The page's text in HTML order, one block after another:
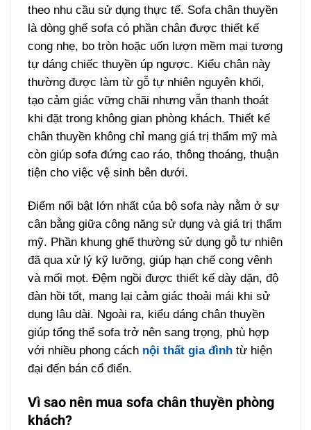
theo nhu cầu sử dụng thực tế. Sofa chân thuyền
là dòng ghế sofa có phần chân được thiết kế
cong nhẹ, bo tròn hoặc uốn lượn mềm mại tương
tự dáng chiếc thuyền úp ngược. Kiểu chân này
thường được làm từ gỗ tự nhiên nguyên khối,
tạo cảm giác vững chãi nhưng vẫn thanh thoát
khi đặt trong không gian phòng khách. Thiết kế
chân thuyền không chỉ mang giá trị thẩm mỹ mà
còn giúp sofa đứng cao ráo, thông thoáng, thuận
tiện cho việc vệ sinh bên dưới.
Điểm nổi bật lớn nhất của bộ sofa này nằm ở sự
cân bằng giữa công năng sử dụng và giá trị thẩm
mỹ. Phần khung ghế thường sử dụng gỗ tự nhiên
đã qua xử lý kỹ lưỡng, giúp hạn chế cong vênh
và mối mọt. Đệm ngồi được thiết kế dày dặn, độ
đàn hồi tốt, mang lại cảm giác thoải mái khi sử
dụng lâu dài. Ngoài ra, kiểu dáng chân thuyền
giúp tổng thể sofa trở nên sang trọng, phù hợp
với nhiều phong cách nội thất gia đình từ hiện
đại đến bán cổ điển.
Vì sao nên mua sofa chân thuyền phòng
khách?